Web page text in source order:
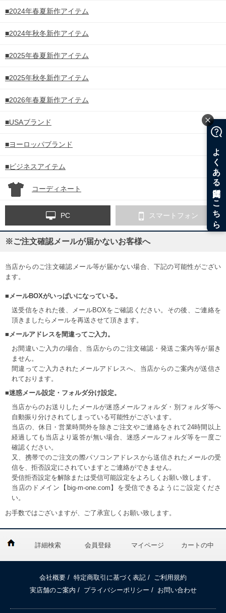
■2024年春夏新作アイテム
■2024年秋冬新作アイテム
■2025年春夏新作アイテム
■2025年秋冬新作アイテム
■2026年春夏新作アイテム
■USAブランド
■ヨーロッパブランド
■ビジネスアイテム
コーディネート
PC スマートフォン
※ご注文確認メールが届かないお客様へ
当店からのご注文確認メール等が届かない場合、下記の可能性がござい
ます。
■メールBOXがいっぱいになっている。
送受信をされた後、メールBOXをご確認ください。その後、ご連絡を
頂きましたらメールを再送させて頂きます。
■メールアドレスを間違ってご入力。
お間違いご入力の場合、当店からのご注文確認・発送ご案内等が届き
ません。
間違ってご入力されたメールアドレスへ、当店からのご案内が送信さ
れております。
■迷惑メール設定・フォルダ分け設定。
当店からのお送りしたメールが迷惑メールフォルダ・別フォルダ等へ
自動振り分けされてしまっている可能性がございます。
当店の、休日・営業時間外を除きご注文やご連絡をされて24時間以上
経過しても当店より返答が無い場合、迷惑メールフォルダ等を一度ご
確認ください。
又、携帯でのご注文の際パソコンアドレスから送信されたメールの受
信を、拒否設定にされていますとご連絡ができません。
受信拒否設定を解除または受信可能設定をよろしくお願い致します。
当店のドメイン【big-m-one.com】を受信できるようにご設定くださ
い。
お手数ではございますが、ご了承宜しくお願い致します。
詳細検索 会員登録 マイページ カートの中
会社概要 / 特定商取引に基づく表記 /
ご利用規約
実店舗のご案内 / プライバシーポリシー / お問い合わせ